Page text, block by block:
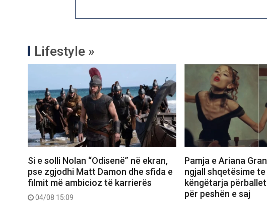
Lifestyle »
Si e solli Nolan “Odisenë” në ekran,
pse zgjodhi Matt Damon dhe sfida e
filmit më ambicioz të karrierës
04/08 15:09
Pamja e Ariana
ngjall shqetësime
këngëtarja
për peshën e saj